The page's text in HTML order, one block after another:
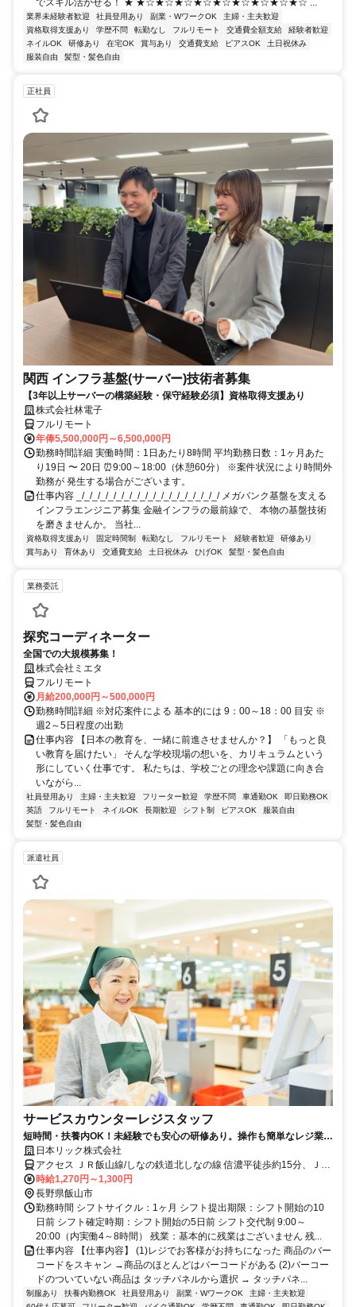
でスキル活かせる！ ★ ★☆★☆★☆★☆★☆★☆★☆★☆★☆ ...
業界未経験者歓迎 社員登用あり 副業・WワークOK
主婦・主夫歓迎
資格取得支援あり
学歴不問 転勤なし フルリモート 交通費全額支給
経験者歓迎
ネイルOK
研修あり 在宅OK 賞与あり 交通費支給 ピアスOK
土日祝休み
服装自由
髪型・髪色自由
正社員
関西 インフラ基盤(サーバー)技術者募集
【3年以上サーバーの構築経験・保守経験必須】資格取得支援あり
株式会社林電子
フルリモート
年俸5,500,000円～6,500,000円
勤務時間詳細 実働時間：1日あたり8時間 平均勤務日数：1ヶ月あた
り19日 〜 20日 ⏰9:00～18:00（休憩60分） ※案件状況により時間外
勤務が 発生する場合がございます。
仕事内容 _/_/_/_/_/_/_/_/_/_/_/_/_/_/_/_/_/_/ メガバンク基盤を支える
インフラエンジニア募集 金融インフラの最前線で、 本物の基盤技術
を磨きませんか。 当社...
資格取得支援あり 固定時間制 転勤なし フルリモート 経験者歓迎
研修あり
賞与あり
育休あり 交通費支給 土日祝休み ひげOK 髪型・髪色自由
業務委託
探究コーディネーター
全国での大規模募集！
株式会社ミエタ
フルリモート
月給200,000円～500,000円
勤務時間詳細 ※対応案件による 基本的には 9：00～18：00 目安 ※
週2～5日程度の出勤
仕事内容 【日本の教育を、一緒に前進させませんか？】 「もっと良
い教育を届けたい」 そんな学校現場の想いを、カリキュラムという
形にしていく仕事です。 私たちは、学校ごとの理念や課題に向き合
いながら...
社員登用あり 主婦・主夫歓迎 フリーター歓迎 学歴不問 車通勤OK
即日勤務OK
英語
フルリモート ネイルOK 長期歓迎 シフト制 ピアスOK
服装自由
髪型・髪色自由
派遣社員
サービスカウンターレジスタッフ
短時間・扶養内OK！未経験でも安心の研修あり。操作も簡単なレジ業務
で無理なく働けます。シンプル操作のレジ業務が中心。バーコードスキ
ャンとタッチ操作がメインで、金銭の直接授受はほぼありません。未経
験でも研修体制が整っており安心。短時間勤務も可能で、扶養内やWワ
ークにも最適です。
日本リック株式会社
アクセス ＪＲ飯山線/しなの鉄道北しなの線 信濃平徒歩約15分、ＪＲ
飯山線/しなの鉄道北しなの線 戸狩野沢温泉徒歩約58分、ＪＲ北陸新
幹線 飯山斑尾口徒歩約61分 JR飯山線「飯山駅」から車で10分 ※
車・自転車・バイク通勤（無料駐車場完備）
時給1,270円～1,300円
長野県飯山市
勤務時間 シフトサイクル：1ヶ月 シフト提出期限：シフト開始の10
日前 シフト確定時期：シフト開始の5日前 シフト交代制 9:00～
20:00（内実働4～8時間） 残業：基本的に残業はございません 残...
仕事内容 【仕事内容】 (1)レジでお客様がお持ちになった 商品のバー
コードをスキャン →商品のほとんどはバーコードがある (2)バーコー
ドのついていない商品は タッチパネルから選択 → タッチパネ...
制服あり 扶養内勤務OK 社員登用あり 副業・WワークOK
主婦・主夫歓迎